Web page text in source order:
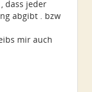
dass jeder
abgibt . bzw
mir auch